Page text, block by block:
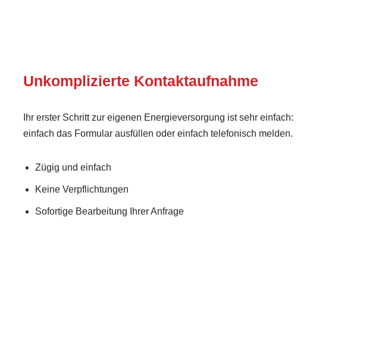
Unkomplizierte Kontaktaufnahme
Ihr erster Schritt zur eigenen Energieversorgung ist sehr einfach:
einfach das Formular ausfüllen oder einfach telefonisch melden.
Zügig und einfach
Keine Verpflichtungen
Sofortige Bearbeitung Ihrer Anfrage